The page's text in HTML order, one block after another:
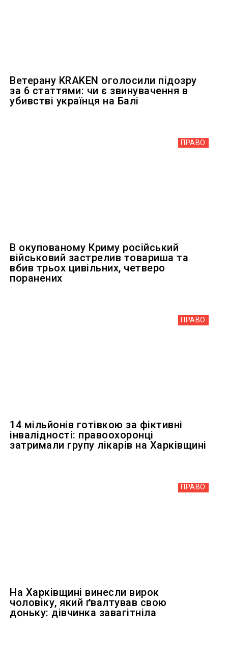
Ветерану KRAKEN оголосили підозру
за 6 статтями: чи є звинувачення в
убивстві українця на Балі
ПРАВО
В окупованому Криму російський
військовий застрелив товариша та
вбив трьох цивільних, четверо
поранених
ПРАВО
14 мільйонів готівкою за фіктивні
інвалідності: правоохоронці
затримали групу лікарів на Харківщині
ПРАВО
На Харківщині винесли вирок
чоловіку, який ґвалтував свою
доньку: дівчинка завагітніла